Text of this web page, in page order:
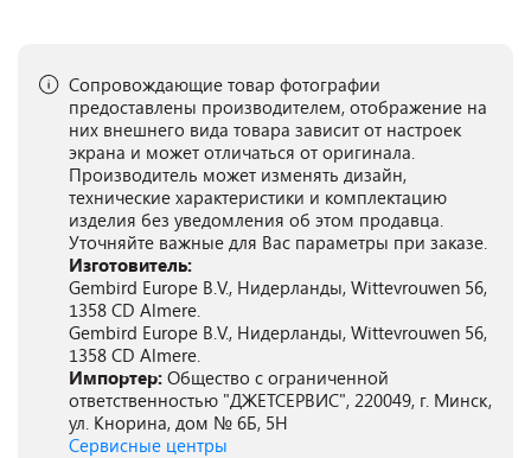
Сопровождающие товар фотографии
предоставлены производителем, отображение на
них внешнего вида товара зависит от настроек
экрана и может отличаться от оригинала.
Производитель может изменять дизайн,
технические характеристики и комплектацию
изделия без уведомления об этом продавца.
Уточняйте важные для Вас параметры при заказе.
Изготовитель:
Gembird Europe B.V., Нидерланды, Wittevrouwen 56,
1358 CD Almere.
Gembird Europe B.V., Нидерланды, Wittevrouwen 56,
1358 CD Almere.
Импортер: Общество с ограниченной
ответственностью "ДЖЕТСЕРВИС", 220049, г. Минск,
ул. Кнорина, дом № 6Б, 5Н
Сервисные центры